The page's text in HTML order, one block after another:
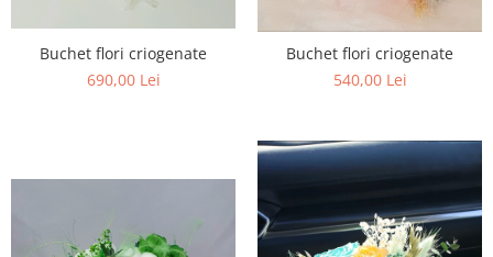
Buchet flori criogenate
690,00 Lei
Buchet flori criogenate
540,00 Lei